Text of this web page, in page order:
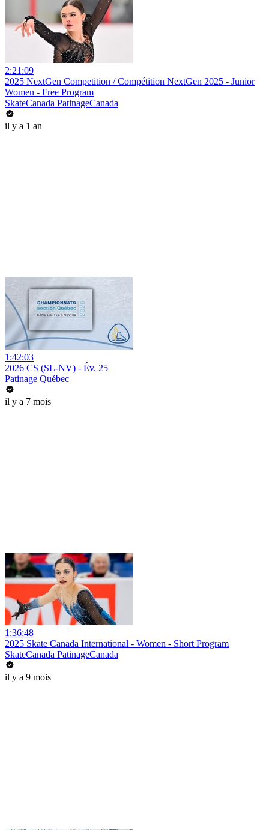
2:21:09
2025 NextGen Competition / Compétition NextGen 2025 - Junior
Women - Free Program
SkateCanada PatinageCanada
il y a 1 an
1:42:03
2026 CS (SL-NV) - Év. 25
Patinage Québec
il y a 7 mois
1:36:48
2025 Skate Canada International - Women - Short Program
SkateCanada PatinageCanada
il y a 9 mois